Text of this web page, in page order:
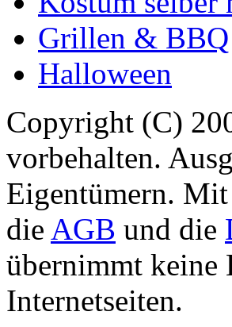
Grillen & BBQ
Halloween
Copyright (C)
vorbehalten.
Eigentümern. Mit
die AGB und die
übernimmt keine
Internetseiten.